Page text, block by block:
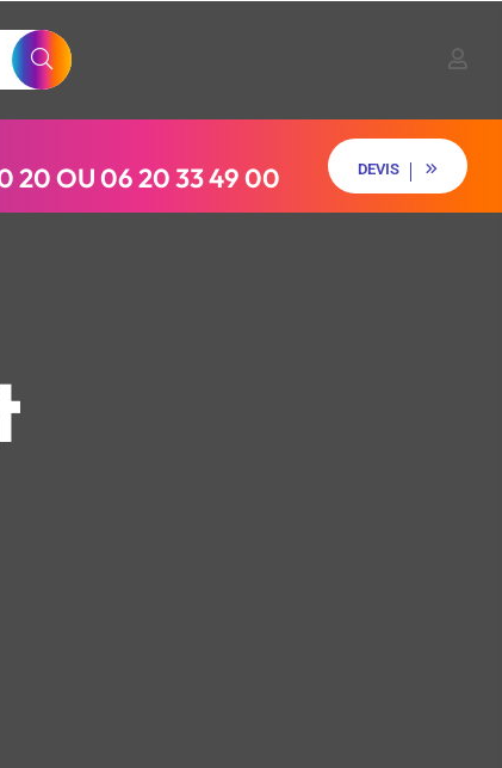
20 OU 06 20 33 49 00 DEVIS
DEVIS